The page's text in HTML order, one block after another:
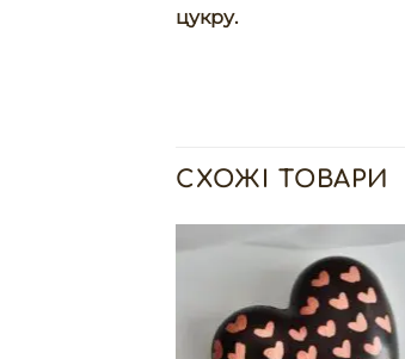
цукру.
СХОЖІ ТОВАРИ